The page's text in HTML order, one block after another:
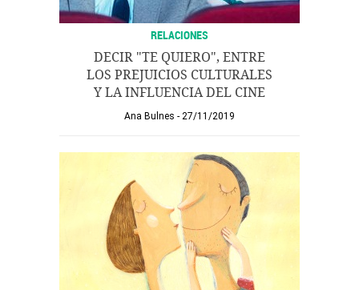
RELACIONES
DECIR "TE QUIERO", ENTRE
LOS PREJUICIOS CULTURALES
Y LA INFLUENCIA DEL CINE
Ana Bulnes 27/11/2019